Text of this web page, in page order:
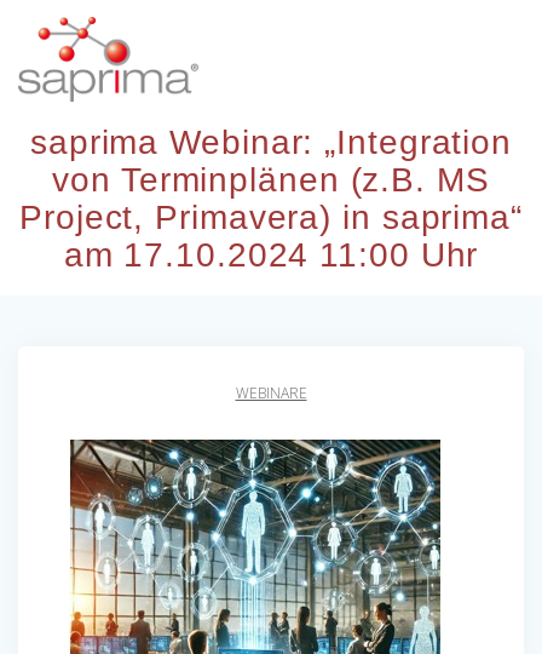
saprima Webinar: „Integration
von Terminplänen (z.B. MS
Project, Primavera) in saprima“
am 17.10.2024 11:00 Uhr
WEBINARE